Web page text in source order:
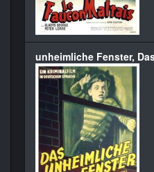
unheimliche Fenster,